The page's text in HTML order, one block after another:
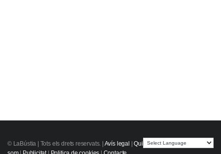
© LaBústia | Tots els drets reservats. Avís legal |Qui